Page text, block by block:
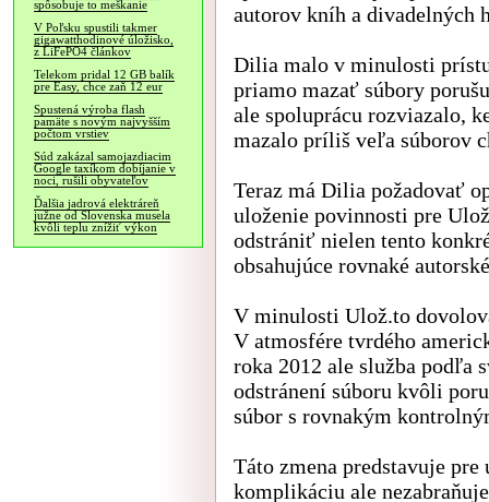
spôsobuje to meškanie
V Poľsku spustili takmer
gigawatthodinové úložisko,
z LiFePO4 článkov
Telekom pridal 12 GB balík
pre Easy, chce zaň 12 eur
Spustená výroba flash
pamäte s novým najvyšším
počtom vrstiev
Súd zakázal samojazdiacim
Google taxíkom dobíjanie v
noci, rušili obyvateľov
Ďalšia jadrová elektráreň
južne od Slovenska musela
kvôli teplu znížiť výkon
autorov kníh a divadelných
Dilia malo v minulosti
priamo mazať súbory
ale spoluprácu rozviazalo,
mazalo príliš veľa súborov
Teraz má Dilia požadovať
uloženie povinnosti pre
odstrániť nielen tento
obsahujúce rovnaké
V minulosti Ulož.to
V atmosfére tvrdého
roka 2012 ale služba podľa
odstránení súboru kvôli
súbor s rovnakým
Táto zmena predstavuje
komplikáciu ale